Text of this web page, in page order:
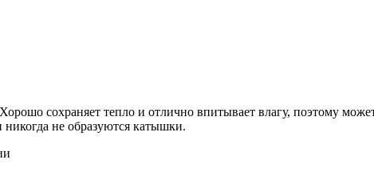
сохраняет тепло и отлично впитывает влагу, поэтому
не образуются катышки.